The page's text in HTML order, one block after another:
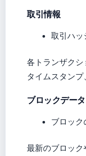
取引情報
取引ハッ
各トランザク
タイムスタン
ブロックデータ
ブロッ
最新のブロック